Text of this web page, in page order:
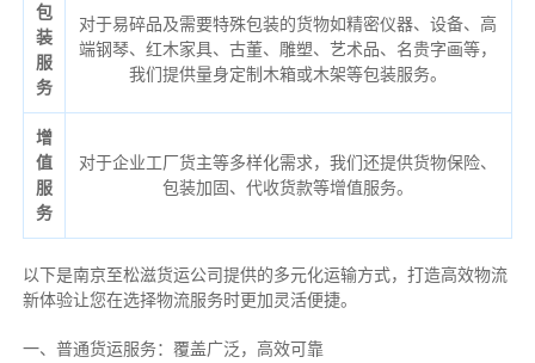
包
装
服
务
对于易碎品及需要特殊包装的货物如精密仪器、设备、高
端钢琴、红木家具、古董、雕塑、艺术品、名贵字画等，
我们提供量身定制木箱或木架等包装服务。
增
值
服
务
对于企业工厂货主等多样化需求，我们还提供货物保险、
包装加固、代收货款等增值服务。
以下是南京至松滋货运公司提供的多元化运输方式，打造高效物流
新体验让您在选择物流服务时更加灵活便捷。
一、普通货运服务：覆盖广泛，高效可靠